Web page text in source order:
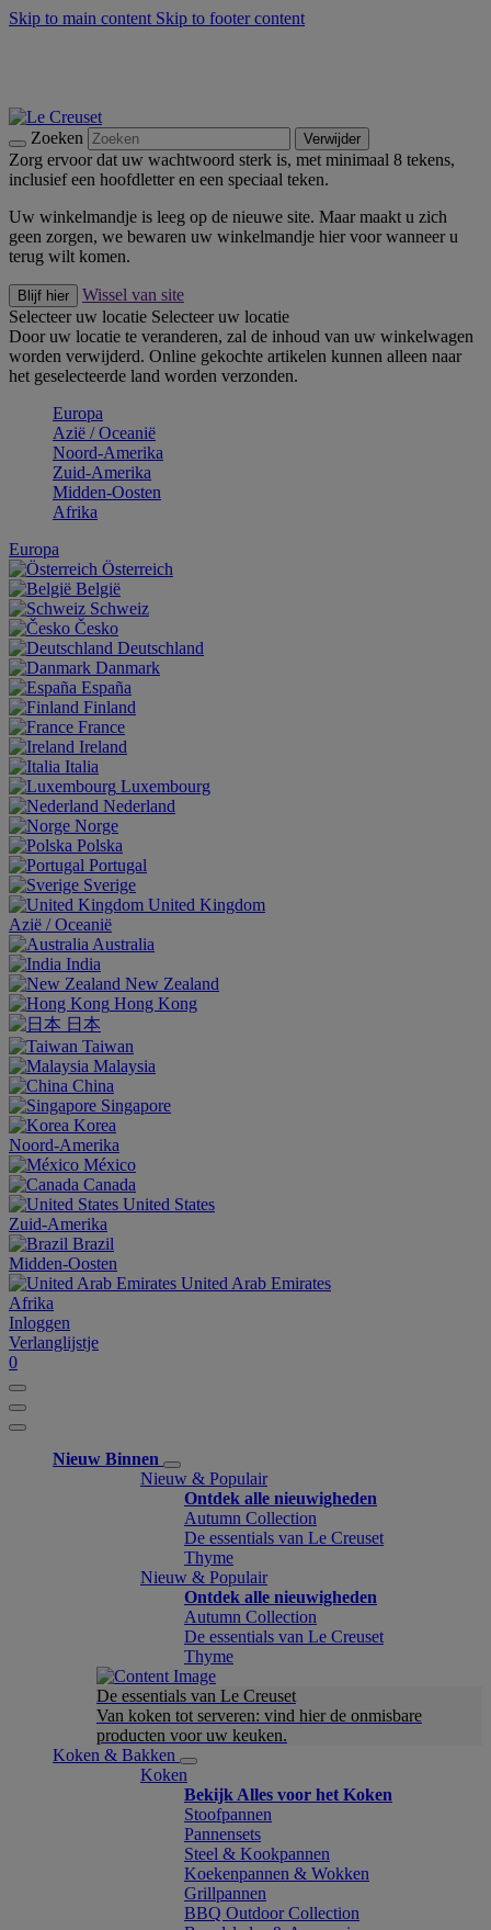
Skip to main content Skip to footer content
Zoeken Verwijder
Zorg ervoor dat uw wachtwoord sterk is, met minimaal 8 tekens,
inclusief een hoofdletter en een speciaal teken.
Uw winkelmandje is leeg op de nieuwe site. Maar maakt u zich
geen zorgen, we bewaren uw winkelmandje hier voor wanneer u
terug wilt komen.
Blijf hier
Wissel van site
Selecteer uw locatie Selecteer uw locatie
Door uw locatie te veranderen, zal de inhoud van uw winkelwagen
worden verwijderd. Online gekochte artikelen kunnen alleen naar
het geselecteerde land worden verzonden.
Europa
Aziё / Oceaniё
Noord-Amerika
Zuid-Amerika
Midden-Oosten
Afrika
Europa
Österreich
België
Schweiz
Česko
Deutschland
Danmark
España
Finland
France
Ireland
Italia
Luxembourg
Nederland
Norge
Polska
Portugal
Sverige
United Kingdom
Aziё / Oceaniё
Australia
India
New Zealand
Hong Kong
日本
Taiwan
Malaysia
China
Singapore
Korea
Noord-Amerika
México
Canada
United States
Zuid-Amerika
Brazil
Midden-Oosten
United Arab Emirates
Afrika
Inloggen
Verlanglijstje
0
Nieuw Binnen
Nieuw & Populair
Ontdek alle nieuwigheden
Autumn Collection
De essentials van Le Creuset
Thyme
Nieuw & Populair
Ontdek alle nieuwigheden
Autumn Collection
De essentials van Le Creuset
Thyme
De essentials van Le Creuset
Van koken tot serveren: vind hier de onmisbare
producten voor uw keuken.
Koken & Bakken
Koken
Bekijk Alles voor het Koken
Stoofpannen
Pannensets
Steel & Kookpannen
Koekenpannen & Wokken
Grillpannen
BBQ Outdoor Collection